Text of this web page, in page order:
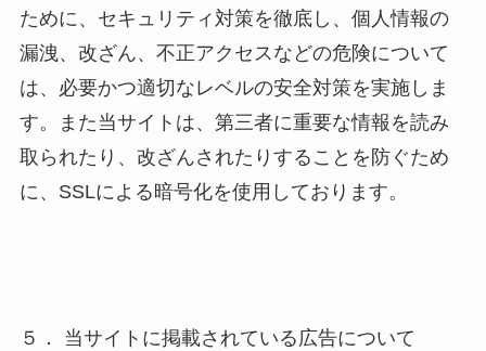
ために、セキュリティ対策を徹底し、個人情報の
漏洩、改ざん、不正アクセスなどの危険について
は、必要かつ適切なレベルの安全対策を実施しま
す。また当サイトは、第三者に重要な情報を読み
取られたり、改ざんされたりすることを防ぐため
に、SSLによる暗号化を使用しております。
５． 当サイトに掲載されている広告について